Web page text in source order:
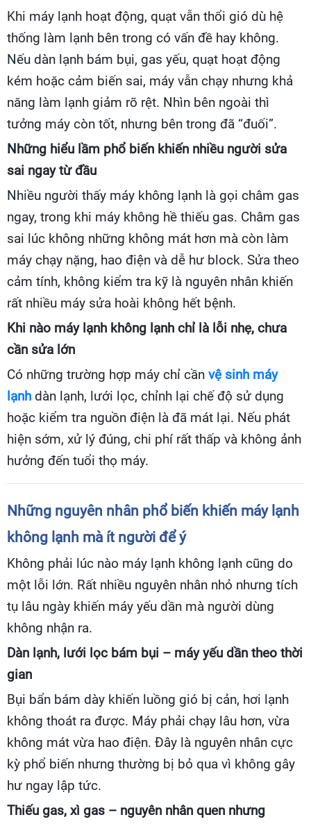
Khi máy lạnh hoạt động, quạt vẫn thổi gió dù hệ
thống làm lạnh bên trong có vấn đề hay không.
Nếu dàn lạnh bám bụi, gas yếu, quạt hoạt động
kém hoặc cảm biến sai, máy vẫn chạy nhưng khả
năng làm lạnh giảm rõ rệt. Nhìn bên ngoài thì
tưởng máy còn tốt, nhưng bên trong đã “đuối”.
Những hiểu lầm phổ biến khiến nhiều người sửa
sai ngay từ đầu
Nhiều người thấy máy không lạnh là gọi châm gas
ngay, trong khi máy không hề thiếu gas. Châm gas
sai lúc không những không mát hơn mà còn làm
máy chạy nặng, hao điện và dễ hư block. Sửa theo
cảm tính, không kiểm tra kỹ là nguyên nhân khiến
rất nhiều máy sửa hoài không hết bệnh.
Khi nào máy lạnh không lạnh chỉ là lỗi nhẹ, chưa
cần sửa lớn
Có những trường hợp máy chỉ cần vệ sinh máy
lạnh dàn lạnh, lưới lọc, chỉnh lại chế độ sử dụng
hoặc kiểm tra nguồn điện là đã mát lại. Nếu phát
hiện sớm, xử lý đúng, chi phí rất thấp và không ảnh
hưởng đến tuổi thọ máy.
Những nguyên nhân phổ biến khiến máy lạnh
không lạnh mà ít người để ý
Không phải lúc nào máy lạnh không lạnh cũng do
một lỗi lớn. Rất nhiều nguyên nhân nhỏ nhưng tích
tụ lâu ngày khiến máy yếu dần mà người dùng
không nhận ra.
Dàn lạnh, lưới lọc bám bụi – máy yếu dần theo thời
gian
Bụi bẩn bám dày khiến luồng gió bị cản, hơi lạnh
không thoát ra được. Máy phải chạy lâu hơn, vừa
không mát vừa hao điện. Đây là nguyên nhân cực
kỳ phổ biến nhưng thường bị bỏ qua vì không gây
hư ngay lập tức.
Thiếu gas, xì gas – nguyên nhân quen nhưng